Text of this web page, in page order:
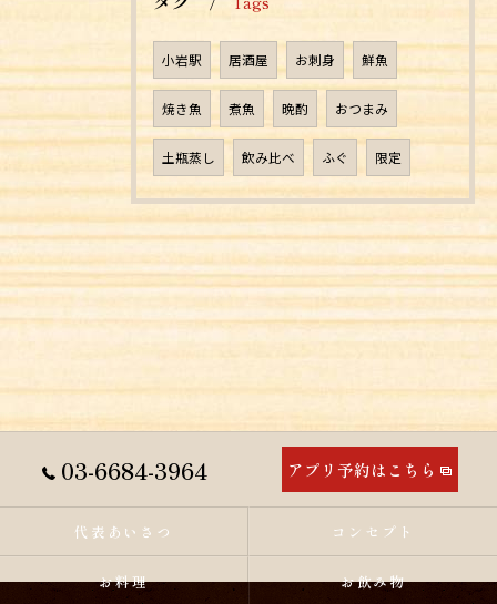
小岩駅 居酒屋 お刺身 鮮魚
焼き魚 煮魚 晩酌 おつまみ
土瓶蒸し 飲み比べ ふぐ 限定
03-6684-3964 アプリ予約はこちら
代表あいさつ コンセプト
お料理 お飲み物